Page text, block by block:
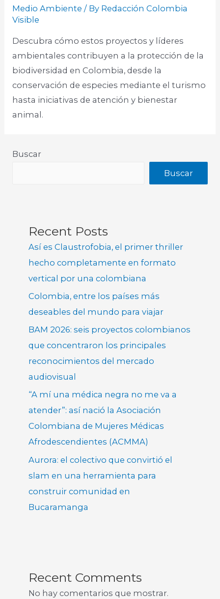
Medio Ambiente / By Redacción Colombia
Visible
Descubra cómo estos proyectos y líderes
ambientales contribuyen a la protección de la
biodiversidad en Colombia, desde la
conservación de especies mediante el turismo
hasta iniciativas de atención y bienestar
animal.​
Buscar
Buscar
Recent Posts
Así es Claustrofobia, el primer thriller
hecho completamente en formato
vertical por una colombiana
Colombia, entre los países más
deseables del mundo para viajar
BAM 2026: seis proyectos colombianos
que concentraron los principales
reconocimientos del mercado
audiovisual
“A mí una médica negra no me va a
atender”: así nació la Asociación
Colombiana de Mujeres Médicas
Afrodescendientes (ACMMA)
Aurora: el colectivo que convirtió el
slam en una herramienta para
construir comunidad en
Bucaramanga
Recent Comments
No hay comentarios que mostrar.